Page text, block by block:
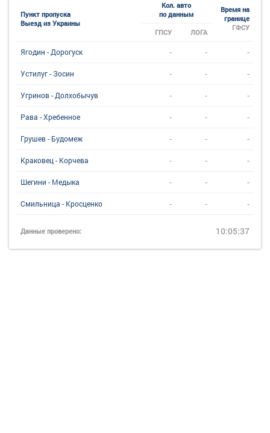
Пункт пропуска
Выезд из Украины
Кол. авто
по данным
Время на
границе
ГФСУ
ГПСУ ЛОГА
Ягодин - Дорогуск - - -
Устилуг - Зосин - - -
Угринов - Долхобычув - - -
Рава - Хребенное - - -
Грушев - Будомеж - - -
Краковец - Корчева - - -
Шегини - Медыка - - -
Смильница - Кросценко - - -
Данные проверено: 10:05:37